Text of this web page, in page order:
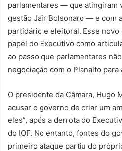
parlamentares — que atingiram
gestão Jair Bolsonaro — e com
partidário e eleitoral. Esse
papel do Executivo como
ao passo que parlamentares
negociação com o Planalto para
O presidente da Câmara, Hugo
acusar o governo de criar um
eles”, após a derrota do
do IOF. No entanto, fontes do
primeiro ataque partiu do